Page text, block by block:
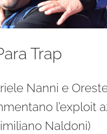
Trap
Nanni e
l’exploit
Naldoni)